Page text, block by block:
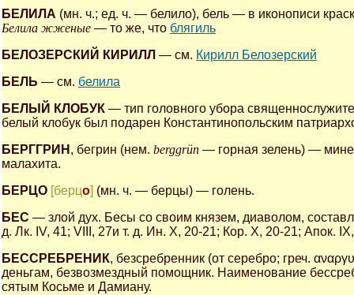
БЕЛИЛА (мн. ч.; ед. ч. — белило), бель — в иконописи
Белила жженые — то же, что блягиль
БЕЛОЗЕРСКИЙ КИРИЛЛ — см. Кирилл Белозерский
БЕЛЬ — см. белила
БЕЛЫЙ КЛОБУК — тип головного убора
белый клобук был подарен Константинопольским
БЕРГГРИН , бегрин (нем. berggrün — горная зелень) —
малахита.
БЕРЦО [берцо] (мн. ч. — берцы) — голень.
БЕС — злой дух. Бесы со своим князем, диаволом,
д. Лк. IV, 41; VIII, 27и т. д. Ин. X, 20-21; Кор. X, 20-21; Апок.
БЕССРЕБРЕНИК, безсребренник (от серебро; греч.
деньгам, безвозмездный помощник. Наименование
сятым Косьме и Дамиану.